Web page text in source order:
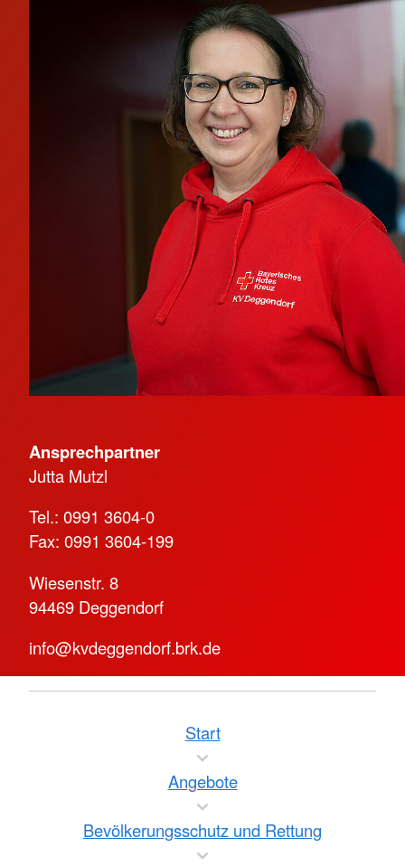
Ansprechpartner
Jutta Mutzl
Tel.: 0991 3604-0
Fax: 0991 3604-199
Wiesenstr. 8
94469 Deggendorf
info@kvdeggendorf.brk.de
Start
Angebote
Bevölkerungsschutz und Rettung